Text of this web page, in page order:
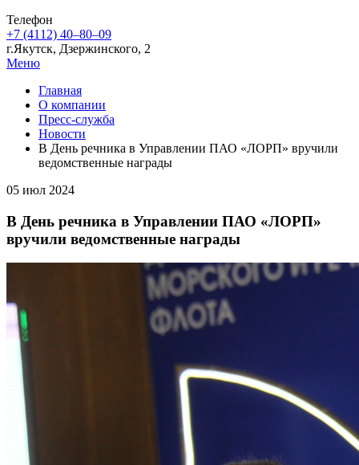
Телефон
+7 (4112) 40‒80‒09
г.Якутск, Дзержинского, 2
Меню
Главная
О компании
Пресс-служба
Новости
В День речника в Управлении ПАО «ЛОРП» вручили
ведомственные награды
05 июл 2024
В День речника в Управлении ПАО «ЛОРП»
вручили ведомственные награды